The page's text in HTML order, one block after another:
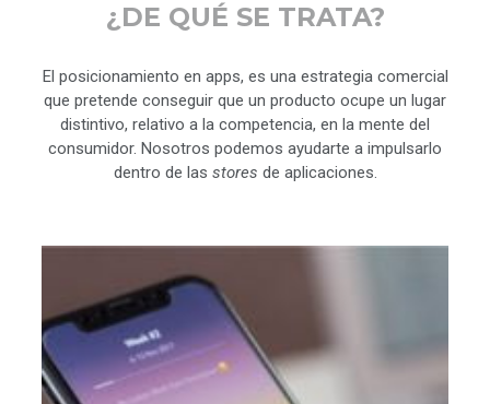
¿DE QUÉ SE TRATA?
El posicionamiento en apps, es una estrategia comercial
que pretende conseguir que un producto ocupe un lugar
distintivo, relativo a la competencia, en la mente del
consumidor. Nosotros podemos ayudarte a impulsarlo
dentro de las stores de aplicaciones.